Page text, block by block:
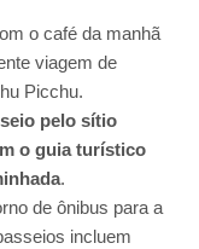
o café da manhã
viagem de
Picchu.
pelo sítio
o guia turístico
.
de ônibus para a
incluem